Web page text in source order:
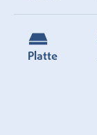
Platte